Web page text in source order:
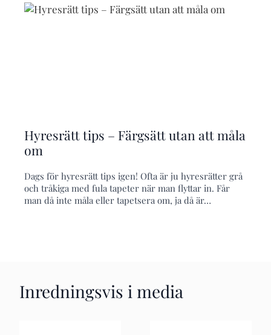
Hyresrätt tips – Färgsätt utan att måla
om
Dags för hyresrätt tips igen! Ofta är ju hyresrätter grå
och tråkiga med fula tapeter när man flyttar in. Får
man då inte måla eller tapetsera om, ja då är…
Inredningsvis i media